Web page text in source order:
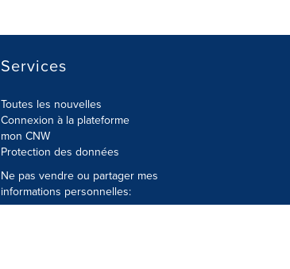
Services
Toutes les nouvelles
Connexion à la plateforme
mon CNW
Protection des données
Ne pas vendre ou partager mes
informations personnelles: